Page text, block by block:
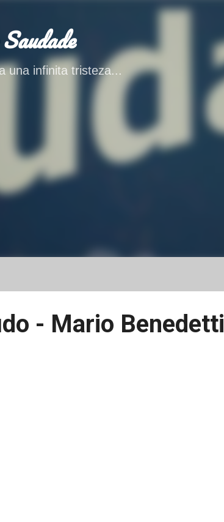
Ir al contenido principal
una infinita tristeza...
- Mario Benedetti